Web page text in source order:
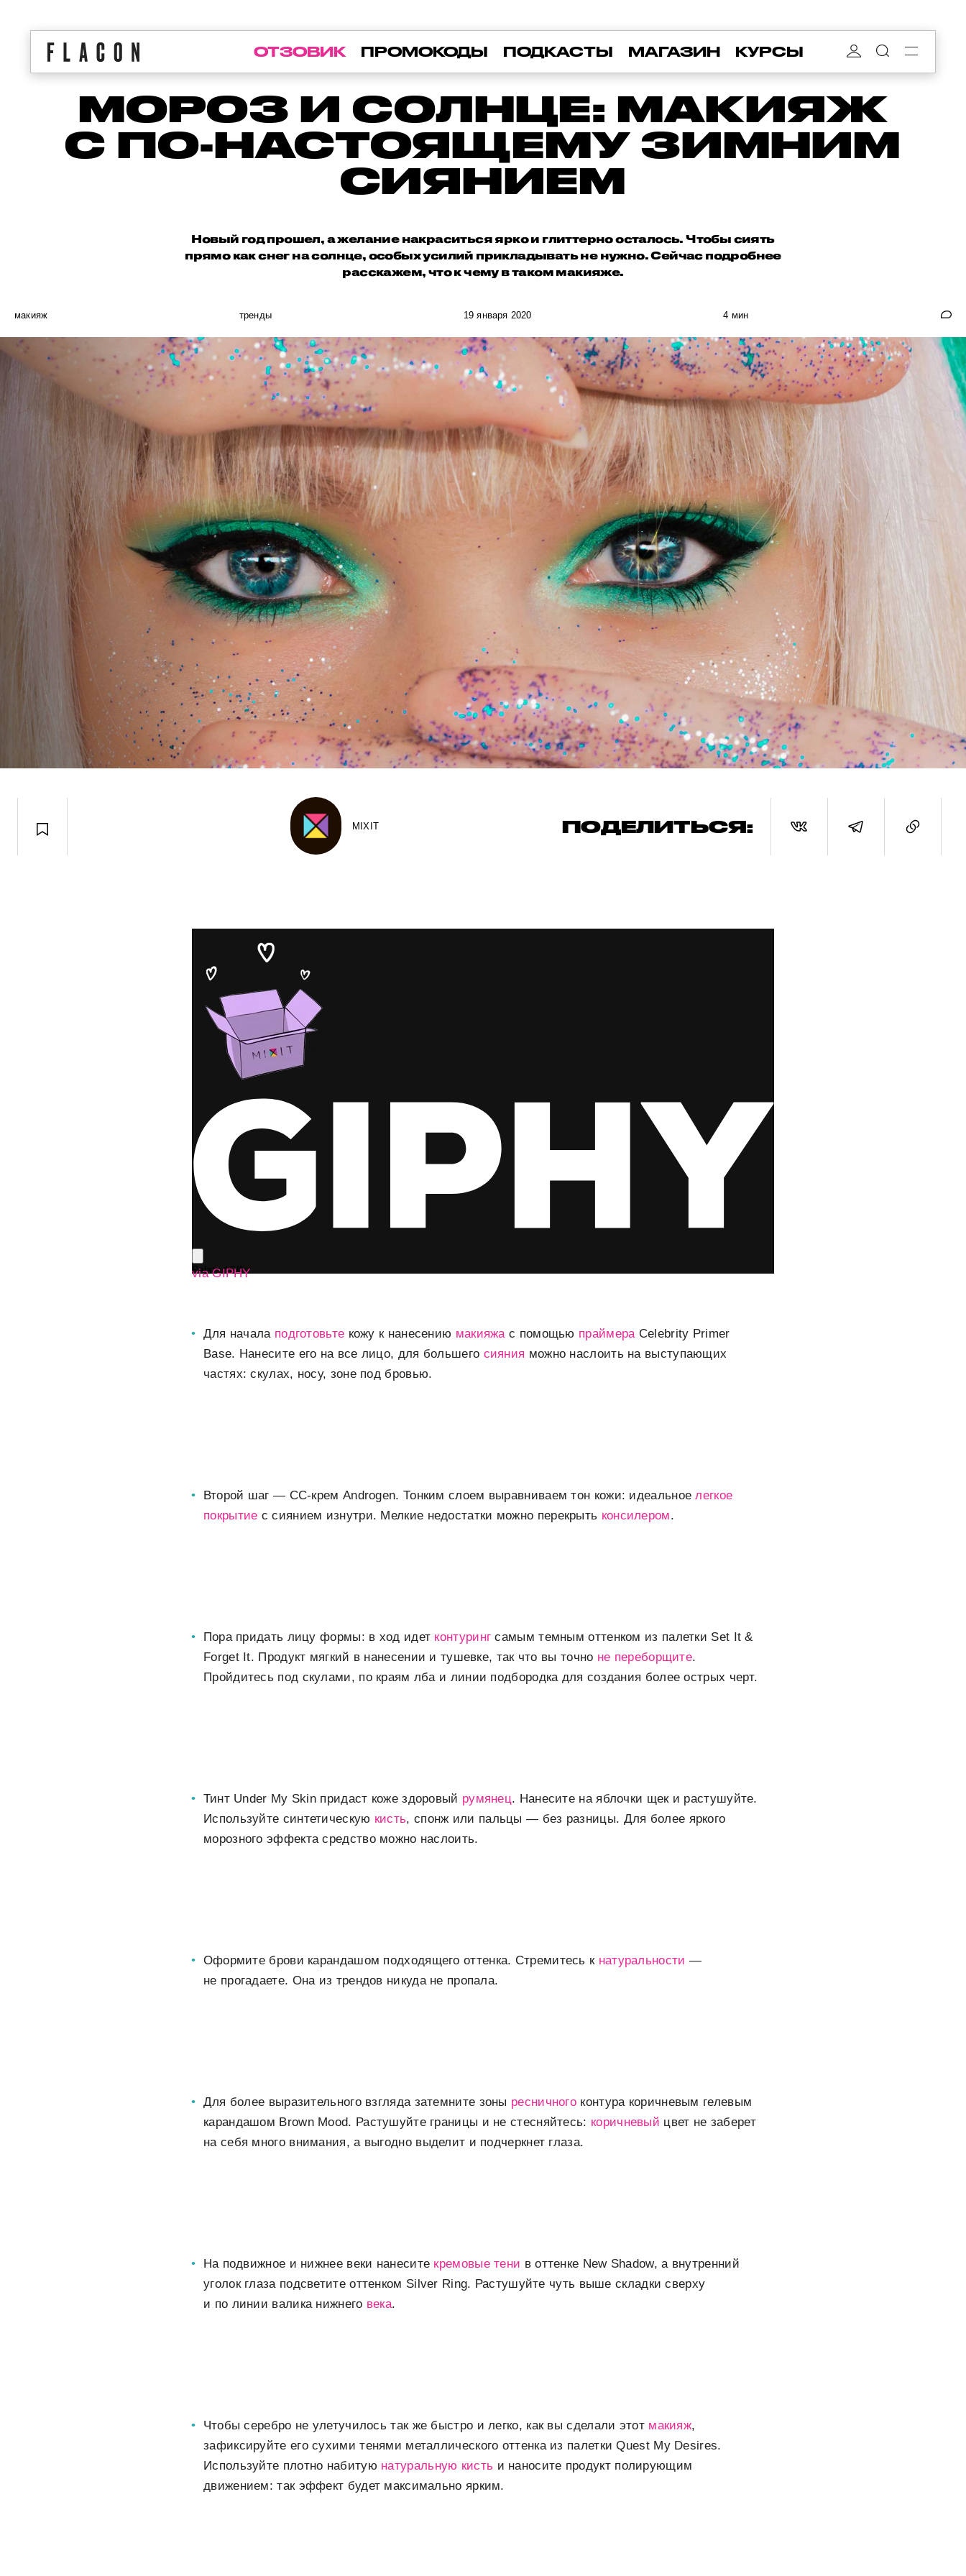
ОТЗОВИК ПРОМОКОДЫ ПОДКАСТЫ МАГАЗИН КУРСЫ
МОРОЗ И СОЛНЦЕ: МАКИЯЖ
С ПО-НАСТОЯЩЕМУ ЗИМНИМ
СИЯНИЕМ
Новый год прошел, а желание накраситься ярко и глиттерно осталось. Чтобы сиять
прямо как снег на солнце, особых усилий прикладывать не нужно. Сейчас подробнее
расскажем, что к чему в таком макияже.
макияж тренды 19 января 2020 4 мин
MIXIT ПОДЕЛИТЬСЯ:
via GIPHY
Для начала подготовьте кожу к нанесению макияжас помощью праймераCelebrity Primer
Base. Нанесите его на все лицо, для большего сияния можно наслоить на выступающих
частях: скулах, носу, зоне под бровью.
Второй шаг — СС-крем Androgen. Тонким слоем выравниваем тон кожи: идеальноелегкое
покрытие с сиянием изнутри. Мелкие недостатки можно перекрыть консилером.
Пора придать лицу формы: в ход идет контуринг самым темным оттенком из палетки Set It &
Forget It. Продукт мягкий в нанесении и тушевке, так что вы точно не переборщите.
Пройдитесь под скулами, по краям лба и линии подбородка для создания более острых черт.
Тинт Under My Skin придаст коже здоровый румянец. Нанесите на яблочки щек и растушуйте.
Используйте синтетическую кисть, спонж или пальцы — без разницы. Для более яркого
морозного эффекта средство можно наслоить.
Оформите брови карандашом подходящего оттенка. Стремитесь к натуральности —
не прогадаете. Она из трендов никуда не пропала.
Для более выразительного взгляда затемните зоны ресничного контура коричневым гелевым
карандашом Brown Mood. Растушуйте границы и не стесняйтесь: коричневый цвет не заберет
на себя много внимания, а выгодно выделит и подчеркнет глаза.
На подвижное и нижнее веки нанесите кремовые тени в оттенке New Shadow, а внутренний
уголок глаза подсветите оттенком Silver Ring. Растушуйте чуть выше складки сверху
и по линии валика нижнего века.
Чтобы серебро не улетучилось так же быстро и легко, как вы сделали этот макияж,
зафиксируйте его сухими тенями металлического оттенка из палетки Quest My Desires.
Используйте плотно набитую натуральную кисть и наносите продукт полирующим
движением: так эффект будет максимально ярким.